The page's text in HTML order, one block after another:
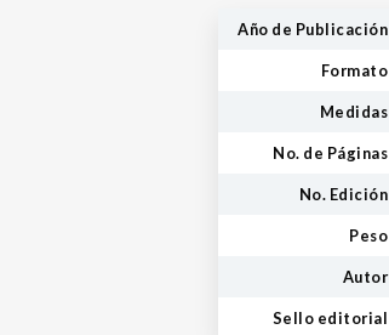
Año de Publicación
Formato
Medidas
No. de Páginas
No. Edición
Peso
Autor
Sello editorial